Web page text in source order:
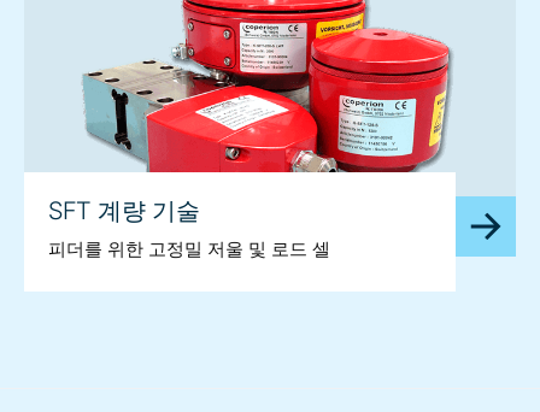
SFT 계량 기술
피더를 위한 고정밀 저울 및 로드 셀